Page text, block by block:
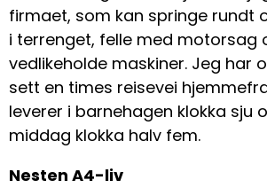
firmaet, som kan springe rundt
i terrenget, felle med motorsag
vedlikeholde maskiner. Jeg har
sett en times reisevei
leverer i barnehagen klokka sju
middag klokka halv fem.
Nesten A4-liv